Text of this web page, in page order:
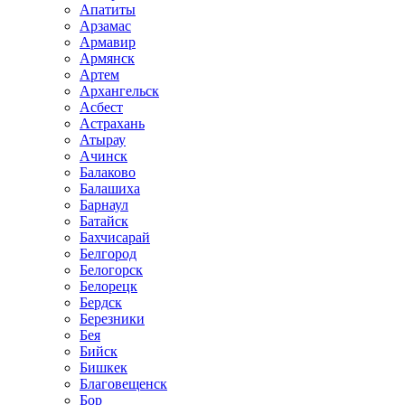
Апатиты
Арзамас
Армавир
Армянск
Артем
Архангельск
Асбест
Астрахань
Атырау
Ачинск
Балаково
Балашиха
Барнаул
Батайск
Бахчисарай
Белгород
Белогорск
Белорецк
Бердск
Березники
Бея
Бийск
Бишкек
Благовещенск
Бор